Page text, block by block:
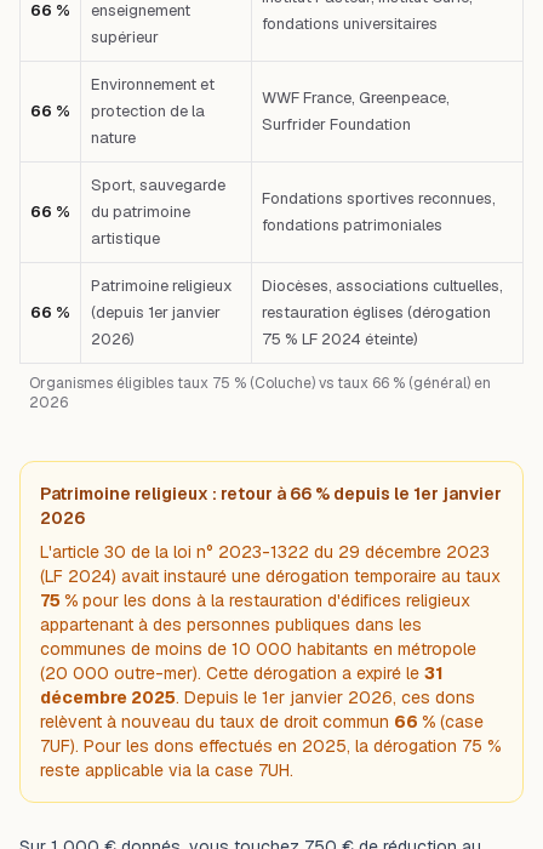
Organismes éligibles taux 75 % (Coluche) vs taux 66 % (général) en
2026
66 %
enseignement
supérieur
fondations universitaires
66 %
Environnement et
protection de la
nature
WWF France, Greenpeace,
Surfrider Foundation
66 %
Sport, sauvegarde
du patrimoine
artistique
Fondations sportives reconnues,
fondations patrimoniales
66 %
Patrimoine religieux
(depuis 1er janvier
2026)
Diocèses, associations cultuelles,
restauration églises (dérogation
75 % LF 2024 éteinte)
Patrimoine religieux : retour à 66 % depuis le 1er janvier
2026
L'article 30 de la loi n° 2023-1322 du 29 décembre 2023
(LF 2024) avait instauré une dérogation temporaire au taux
75 % pour les dons à la restauration d'édifices religieux
appartenant à des personnes publiques dans les
communes de moins de 10 000 habitants en métropole
(20 000 outre-mer). Cette dérogation a expiré le 31
décembre 2025. Depuis le 1er janvier 2026, ces dons
relèvent à nouveau du taux de droit commun 66 % (case
7UF). Pour les dons effectués en 2025, la dérogation 75 %
reste applicable via la case 7UH.